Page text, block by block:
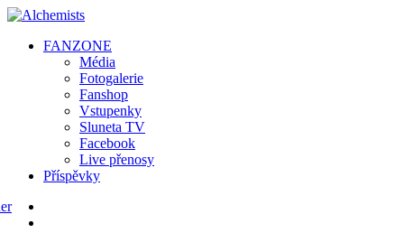
FANZONE
Média
Fotogalerie
Fanshop
Vstupenky
Sluneta TV
Facebook
Live přenosy
Příspěvky